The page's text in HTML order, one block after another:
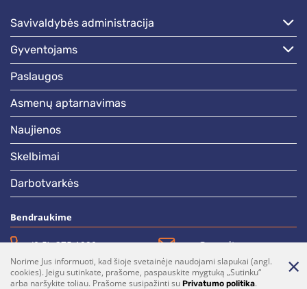
savivaldybės administracija
gyventojams
paslaugos
asmenų aptarnavimas
naujienos
skelbimai
darbotvarkės
Bendraukime
(0 5)  275 1990 vrsa@vrsa.lt
Facebook Youtube
Norime Jus informuoti, kad šioje svetainėje naudojami slapukai (angl.
cookies). Jeigu sutinkate, prašome, paspauskite mygtuką „Sutinku“
arba naršykite toliau. Prašome susipažinti su Privatumo politika.